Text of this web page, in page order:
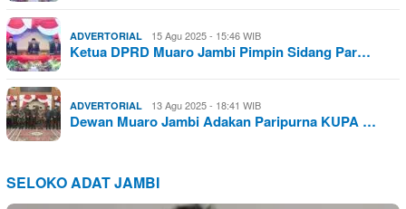
ADVERTORIAL 15 Agu 2025 - 15:46 WIB
Ketua DPRD Muaro Jambi Pimpin Sidang Par…
ADVERTORIAL 13 Agu 2025 - 18:41 WIB
Dewan Muaro Jambi Adakan Paripurna KUPA …
SELOKO ADAT JAMBI